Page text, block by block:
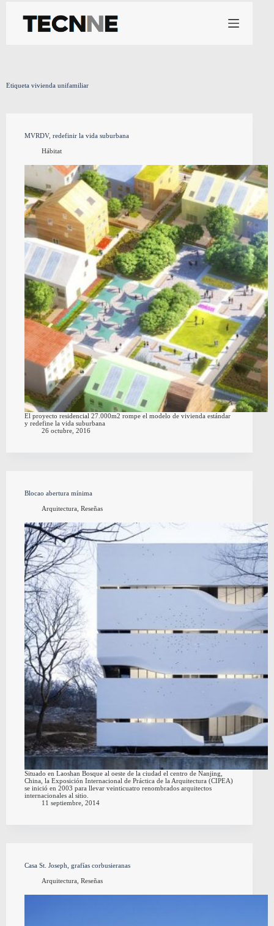
contenido
Etiqueta vivienda unifamiliar
MVRDV, redefinir la vida suburbana
Hábitat
El proyecto residencial 27.000m2 rompe el modelo de vivienda estándar
y redefine la vida suburbana
26 octubre, 2016
Blocao abertura mínima
Arquitectura, Reseñas
Situado en Laoshan Bosque al oeste de la ciudad el centro de Nanjing,
China, la Exposición Internacional de Práctica de la Arquitectura (CIPEA)
se inició en 2003 para llevar veinticuatro renombrados arquitectos
internacionales al sitio.
11 septiembre, 2014
Casa St. Joseph, grafías corbusieranas
Arquitectura, Reseñas